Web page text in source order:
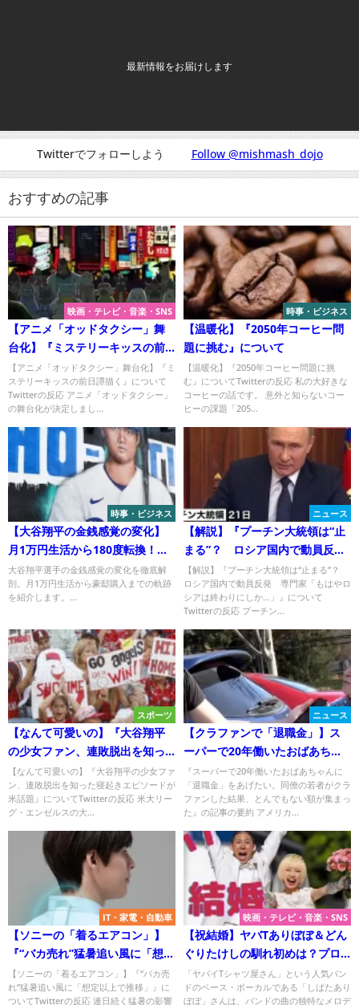
最新情報をお届けします
Twitterでフォローしよう Follow @mishmash_dojo
おすすめの記事
映画・テレビ・音楽・SNS
【アニメ「オッドタクシー」舞
台化】『ミステリーキッスの前
日譚描く』について
【アニメ「オッドタクシー」舞台化】『ミ
ステリーキッスの前日譚描く』について
Twitterの反応 アニメ「オッドタクシー」
の舞台化が決定しまし...
時事・ビジネス
【温暖化】『2050年コーヒー問
題に挑む』について
【温暖化】『2050年コーヒー問題に挑
む』についてTwitterの反応 私の大好きな
コーヒーの話です。 意外と知らないコー
ヒーの課題「205...
時事・ビジネス
【大谷翔平の金銭感覚の変化】
月1万円生活から180度転換！そ
の理由は？
大谷翔平選手の金銭感覚の変化を徹底解
剖。月1万円生活から豪邸購入までの軌跡
を紹介します。...
ニュース
【解説】『プーチン大統領は“止
まる”？ ロシア国内で動員反
発 専門家「もはやロシアは終
わりにしか…」』について
Twitterの反応
【解説】『プーチン大統領は“止まる”？
ロシア国内で動員反発 専門家「もはやロ
シアは終わりにしか…」』について
Twitterの反応 プーチン...
スポーツ
【なんて可愛いの】『大谷翔平
の少女ファン、連敗脱出を知っ
た寝起きエピソードが米話題』
について
【なんて可愛いの】『大谷翔平の少女ファ
ン、連敗脱出を知った寝起きエピソードが
米話題』についてTwitterの反応 米大リー
グ・エンゼルスの大...
ニュース
【クラファンで「退職金」】ス
ーパーで20年働いたおばあちゃ
んに同僚の若者がクラファンで
「退職金」をあげた！・・人生
はこんなにもつらいものではな
『スーパーで20年働いたおばあちゃんに
「退職金」をあげたい。同僚の若者がクラ
ファンした結果、とんでもない額が集まっ
た』の記事の要約 アメリカ...
IT・家電・自動車
【ソニーの「着るエアコン」】
『“バカ売れ”猛暑追い風に「想定
以上で推移」』についてTwitter
の反応
【ソニーの「着るエアコン」】『“バカ売
れ”猛暑追い風に「想定以上で推移」』に
ついてTwitterの反応 連日続く猛暑の影響
映画・テレビ・音楽・SNS
【祝結婚】ヤバTありぼぼ＆どん
ぐりたけしの馴れ初めは？プロ
ポーズは？
「ヤバイTシャツ屋さん」という人気バン
ドのベース・ボーカルである「しばたあり
ぼぼ」さんは、バンドの曲の独特なメロデ